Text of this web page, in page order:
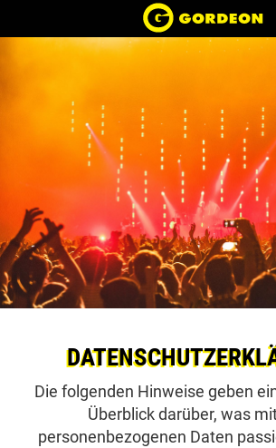
Die folgenden Hinweise geben
Überblick darüber, was
personenbezogenen Daten